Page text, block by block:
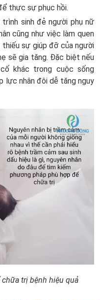
thực sự phục hồi.
trình sinh đẻ người phụ nữ
cũng như việc làm quen
sự giúp đỡ của người
sẽ gia tăng. Đặc biệt nếu
khác trong cuộc sống
lực nhân đôi dễ tăng nguy
trị bệnh hiệu quả